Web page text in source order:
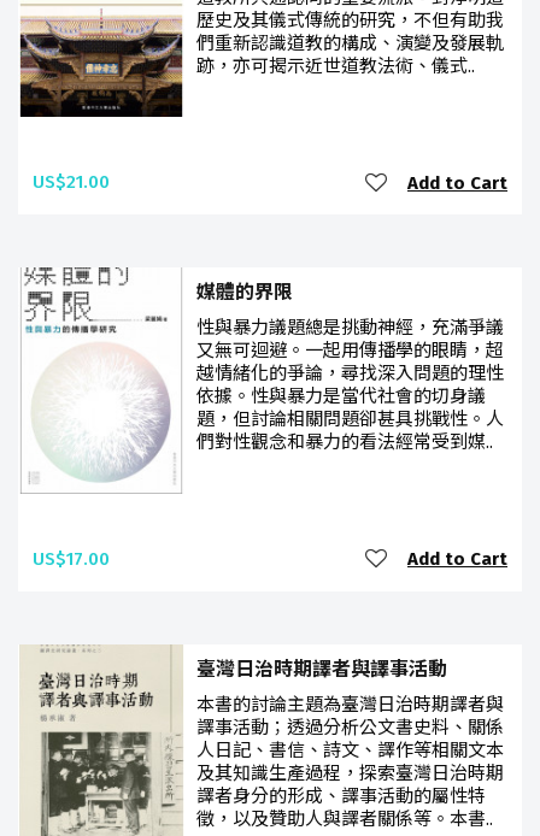
歷史及其儀式傳統的研究，不但有助我
們重新認識道教的構成、演變及發展軌
跡，亦可揭示近世道教法術、儀式..
US$21.00 Add to Cart
媒體的界限
性與暴力議題總是挑動神經，充滿爭議
又無可迴避。一起用傳播學的眼睛，超
越情緒化的爭論，尋找深入問題的理性
依據。性與暴力是當代社會的切身議
題，但討論相關問題卻甚具挑戰性。人
們對性觀念和暴力的看法經常受到媒..
US$17.00 Add to Cart
臺灣日治時期譯者與譯事活動
本書的討論主題為臺灣日治時期譯者與
譯事活動；透過分析公文書史料、關係
人日記、書信、詩文、譯作等相關文本
及其知識生產過程，探索臺灣日治時期
譯者身分的形成、譯事活動的屬性特
徵，以及贊助人與譯者關係等。本書..